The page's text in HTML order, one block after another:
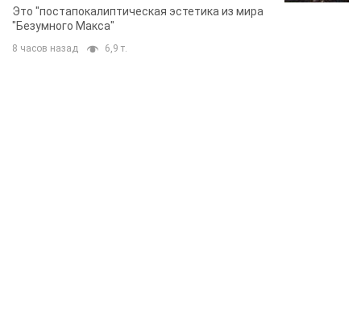
Фото
Это "постапокалиптическая эстетика из мира
"Безумного Макса"
8 часов назад 6,9 т.